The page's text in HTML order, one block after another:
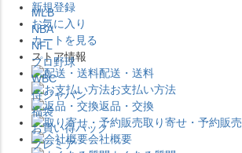
新規登録
お気に入り
カートを見る
ストア情報
配送・送料
お支払い方法
返品・交換
取り寄せ・予約販売
会社概要
MLB
NBA
NFL
プロ野球
WBC
侍ジャパン
福袋
お買い得パック
プレミア